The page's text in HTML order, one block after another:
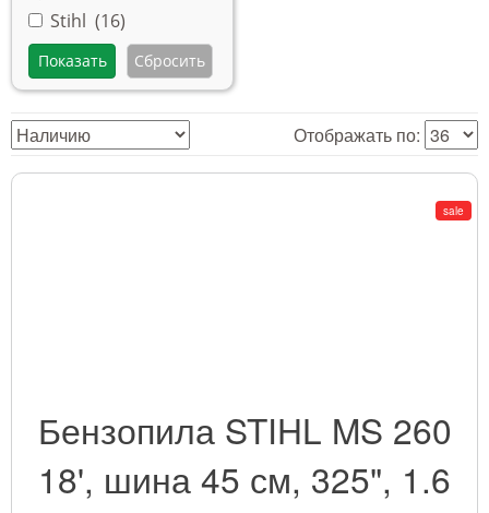
Stihl (16)
Отображать по:
sale
Бензопила STIHL MS 260
18', шина 45 см, 325", 1.6